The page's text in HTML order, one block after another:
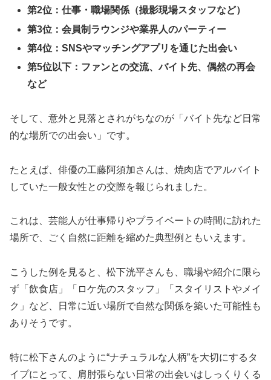
第2位：仕事・職場関係（撮影現場スタッフなど）
第3位：会員制ラウンジや業界人のパーティー
第4位：SNSやマッチングアプリを通じた出会い
第5位以下：ファンとの交流、バイト先、偶然の再会
など
そして、意外と見落とされがちなのが「バイト先など日常
的な場所での出会い」です。
たとえば、俳優の工藤阿須加さんは、焼肉店でアルバイト
していた一般女性との交際を報じられました。
これは、芸能人が仕事帰りやプライベートの時間に訪れた
場所で、ごく自然に距離を縮めた典型例ともいえます。
こうした例を見ると、松下洸平さんも、職場や紹介に限ら
ず「飲食店」「ロケ先のスタッフ」「スタイリストやメイ
ク」など、日常に近い場所で自然な関係を築いた可能性も
ありそうです。
特に松下さんのように“ナチュラルな人柄”を大切にするタ
イプにとって、肩肘張らない日常の出会いはしっくりくる